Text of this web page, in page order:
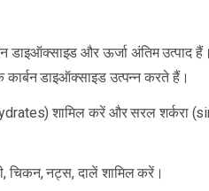
और ऊर्जा अंतिम उत्पाद हैं।
डाइऑक्साइड उत्पन्न करते हैं।
शामिल करें और सरल शर्करा
चिकन, नट्स, दालें शामिल करें।